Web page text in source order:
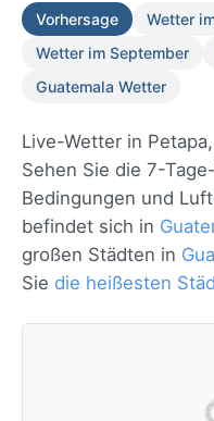
Vorhersage
Wetter
Wetter im September
Guatemala Wetter
Live-Wetter in
Sehen Sie die 7-
Bedingungen und
befindet sich in
großen Städten in
Sie die heißesten